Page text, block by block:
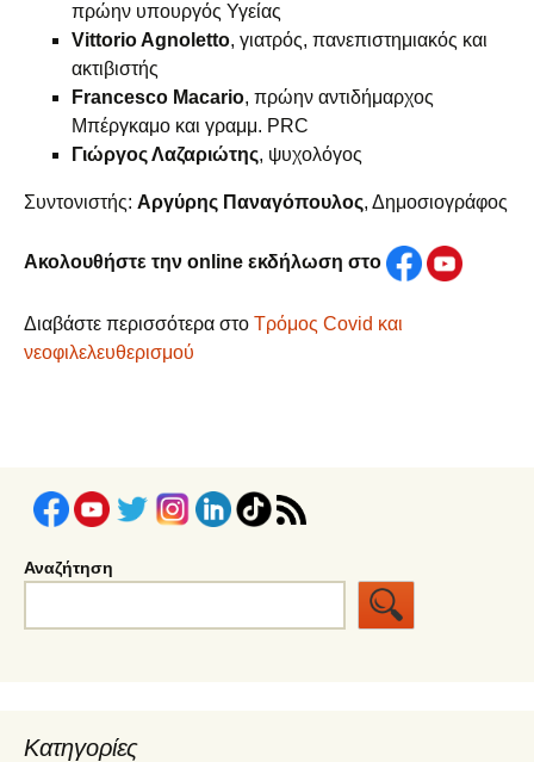
πρώην υπουργός Υγείας
Vittorio Agnoletto, γιατρός, πανεπιστημιακός και
ακτιβιστής
Francesco Macario, πρώην αντιδήμαρχος
Μπέργκαμο και γραμμ. PRC
Γιώργος Λαζαριώτης, ψυχολόγος
Συντονιστής: Αργύρης Παναγόπουλος, Δημοσιογράφος
Ακολουθήστε την online εκδήλωση στο
Διαβάστε περισσότερα στο Τρόμος Covid και
νεοφιλελευθερισμού
Αναζήτηση
Κατηγορίες